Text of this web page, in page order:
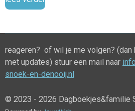
reageren? of wil je me volgen? (dan
met updates) stuur een mail naar
snoek-en-denooij.nl
© 2023 - 2026 Dagboekjes&familie